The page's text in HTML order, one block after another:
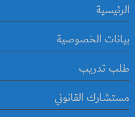
الرئيسية
بيانات الخصوصية
طلب تدريب
مستشارك القانوني